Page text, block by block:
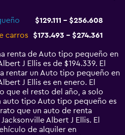
$129.111 - $256.608
carros
$173.493 - $274.361
renta de Auto tipo pequeño en
J Ellis es de $194.339. El
rentar un Auto tipo pequeño en
J Ellis es en enero. El
que el resto del año, a solo
auto tipo Auto tipo pequeño es
que un auto de renta
Albert J Ellis. El
de alquiler en